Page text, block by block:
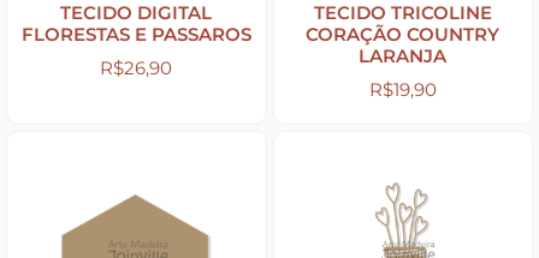
TECIDO DIGITAL
FLORESTAS E PASSAROS
R$26,90
TECIDO TRICOLINE
CORAÇÃO COUNTRY
LARANJA
R$19,90